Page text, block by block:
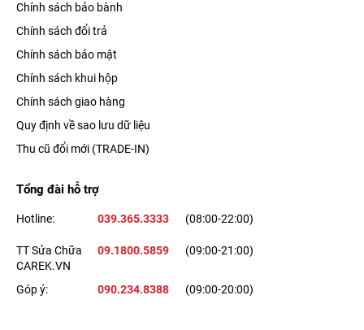
Chính sách bảo bành
Chính sách đổi trả
Chính sách bảo mật
Chính sách khui hộp
Chính sách giao hàng
Quy định về sao lưu dữ liệu
Thu cũ đổi mới (TRADE-IN)
Tổng đài hỗ trợ
Hotline: 039.365.3333 (08:00-22:00)
TT Sửa Chữa
CAREK.VN
09.1800.5859 (09:00-21:00)
Góp ý: 090.234.8388 (09:00-20:00)